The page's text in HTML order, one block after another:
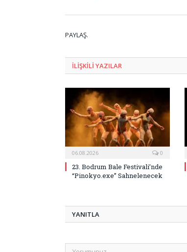
PAYLAŞ.
ILIŞKILI YAZILAR
06.08.2026 0
23. Bodrum Bale Festivali’nde
“Pinokyo.exe” Sahnelenecek
YANITLA